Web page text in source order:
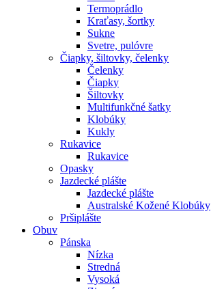
Termoprádlo
Kraťasy, šortky
Sukne
Svetre, pulóvre
Čiapky, šiltovky, čelenky
Čelenky
Čiapky
Šiltovky
Multifunkčné šatky
Klobúky
Kukly
Rukavice
Rukavice
Opasky
Jazdecké plášte
Jazdecké plášte
Australské Kožené Klobúky
Pršiplášte
Obuv
Pánska
Nízka
Stredná
Vysoká